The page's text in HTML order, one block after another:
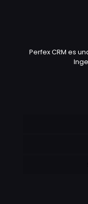
Perfex CRM es